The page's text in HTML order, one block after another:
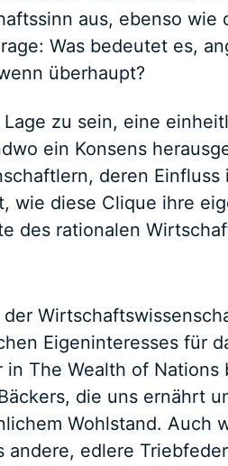
aus, ebenso wie
Was bedeutet es,
überhaupt?
zu sein, eine
ein Konsens
deren
wie diese Clique ihre
des rationalen
Eigeninteresses für
The Wealth of
die uns ernährt
Wohlstand. Auch
edlere